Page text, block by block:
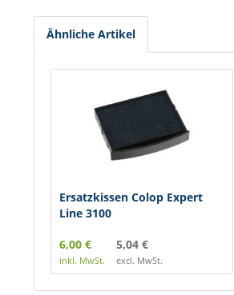
Ähnliche Artikel
Ersatzkissen Colop Expert
Line 3100
6,00 €
inkl. MwSt.
5,04 €
excl. MwSt.